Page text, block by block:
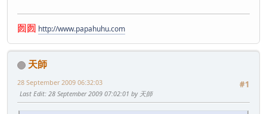
囫囫 http://www.papahuhu.com
天師
#1
28 September 2009 06:32:03
Last Edit: 28 September 2009 07:02:01 by 天師